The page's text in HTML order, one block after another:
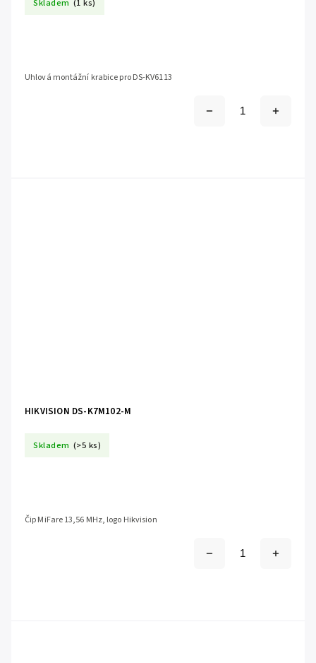
Skladem (1 ks)
Uhlová montážní krabice pro DS-KV6113
HIKVISION DS-K7M102-M
Skladem (>5 ks)
Čip MiFare 13,56 MHz, logo Hikvision